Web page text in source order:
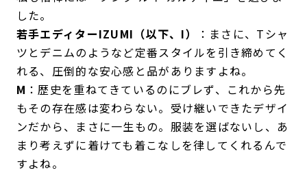
した。
若手エディターIZUMI（以下、I）
：まさに、Tシャ
ツとデニムのようなど定番スタイルを引き締めてく
れる、圧倒的な安心感と品がありますよね。
M ：歴史を重ねてきているのにブレず、これから先
もその存在感は変わらない。受け継いできたデザイ
ンだから、まさに一生もの。服装を選ばないし、あ
まり考えずに着けても着こなしを律してくれるんで
すよね。